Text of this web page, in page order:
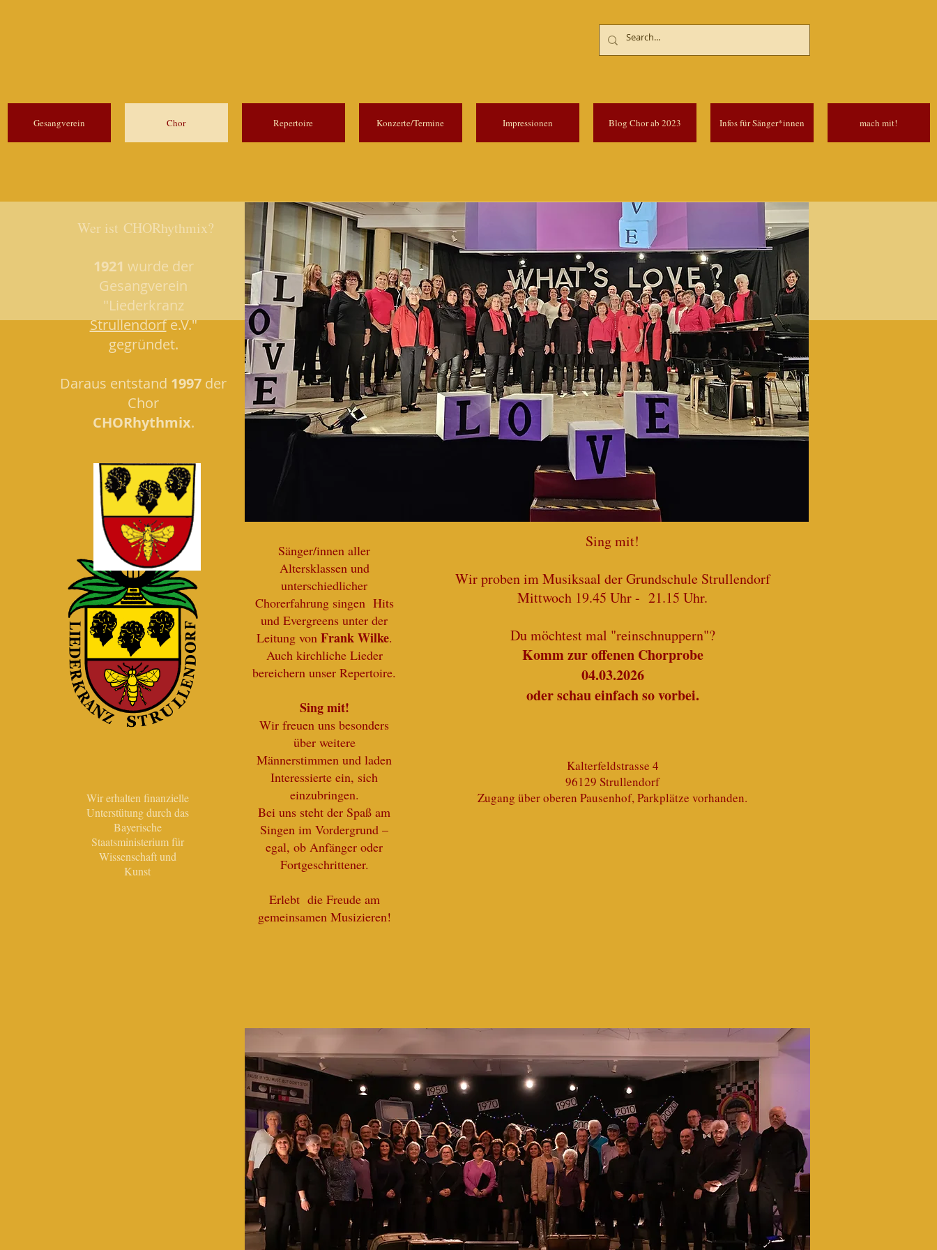
Gesangverein Chor Repertoire Konzerte/Termine Impressionen Blog Chor ab 2023 Infos für Sänger*innen mach mit!
Wir erhalten finanzielle
Unterstütung durch das
Bayerische
Staatsministerium für
Wissenschaft und
Kunst
Wer ist CHORhythmix?
1921 wurde der
Gesangverein
"Liederkranz
Strullendorfe.V."
gegründet.
Daraus entstand 1997 der
Chor
CHORhythmix.
Sänger/innen aller
Altersklassen und
unterschiedlicher
Chorerfahrung singen Hits
und Evergreens unter der
Leitung von Frank Wilke.
Auch kirchliche Lieder
bereichern unser Repertoire.
Sing mit!
Wir freuen uns besonders
über weitere
Männerstimmen und laden
Interessierte ein, sich
einzubringen.
Bei uns steht der Spaß am
Singen im Vordergrund –
egal, ob Anfänger oder
Fortgeschrittener.
Erlebt die Freude am
gemeinsamen Musizieren!
Sing mit!
Wir proben im Musiksaal der Grundschule Strullendorf
Mittwoch 19.45 Uhr - 21.15 Uhr.
Du möchtest mal "reinschnuppern"?
Komm zur offenen Chorprobe
04.03.2026
oder schau einfach so vorbei.
Kalterfeldstrasse 4
96129 Strullendorf
Zugang über oberen Pausenhof, Parkplätze vorhanden.